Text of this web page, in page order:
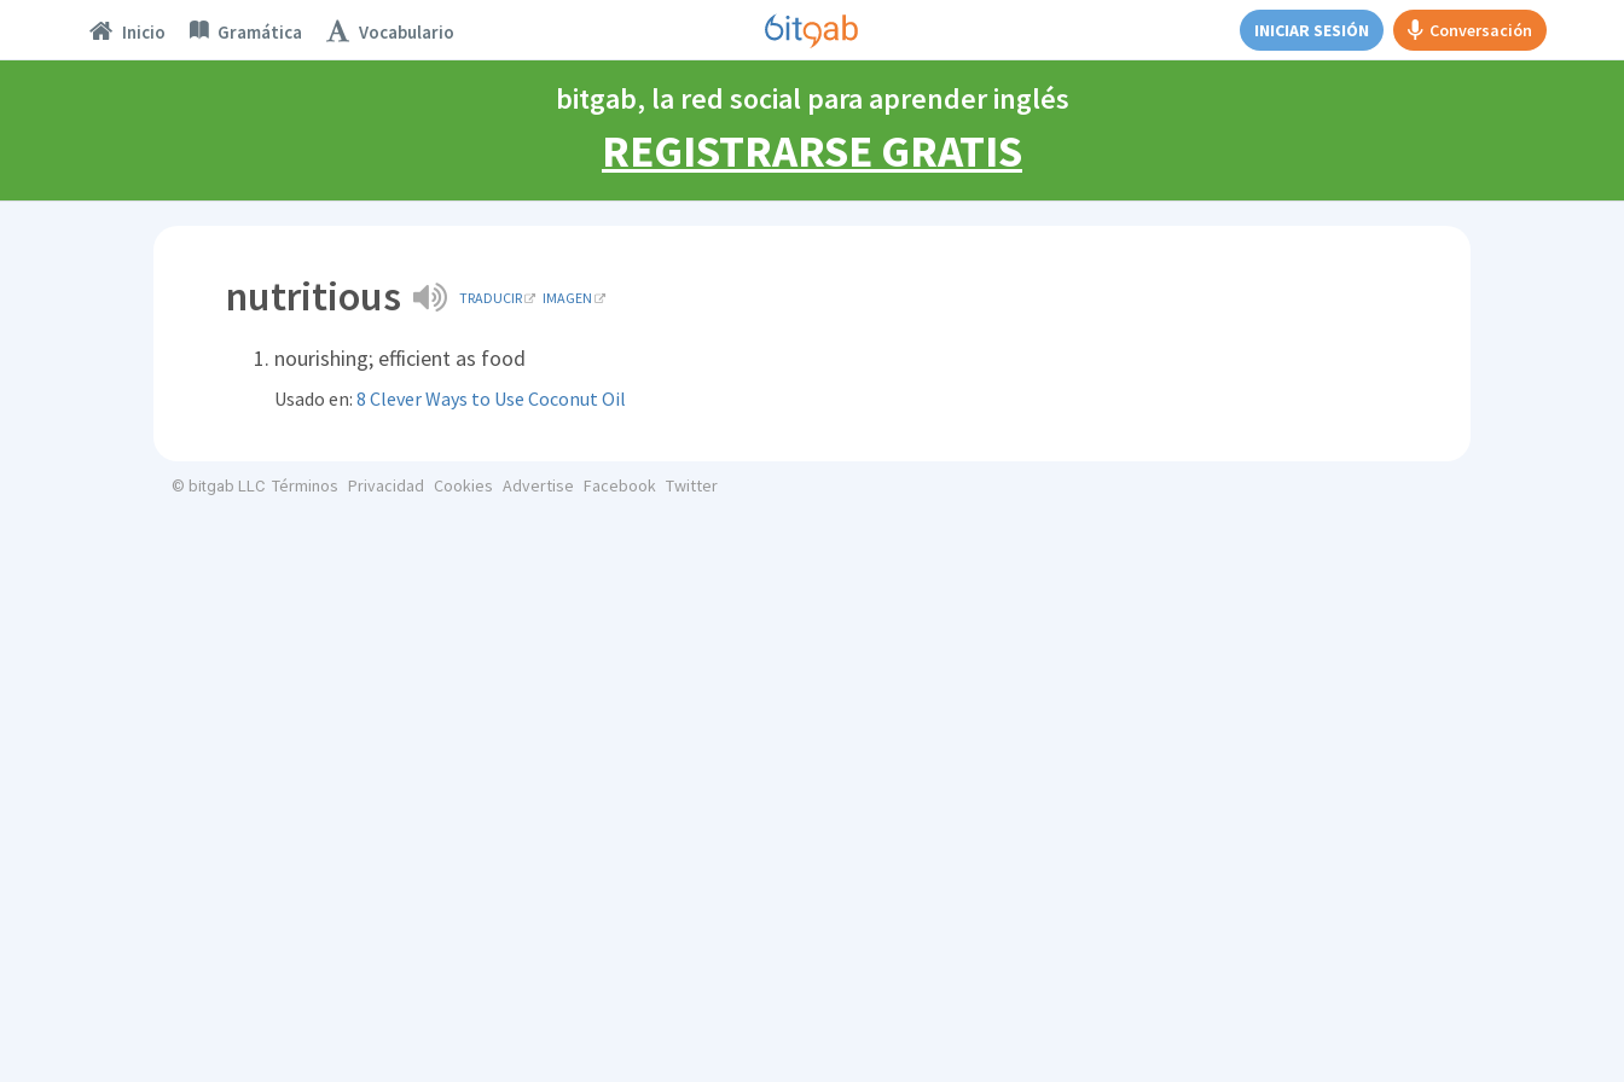
Inicio Gramática Vocabulario INICIAR SESIÓN Conversación
bitgab, la red social para aprender inglés
REGISTRARSE GRATIS
nutritious TRADUCIR IMAGEN
nourishing; efficient as food
Usado en: 8 Clever Ways to Use Coconut Oil
© bitgab LLC Términos Privacidad Cookies Advertise Facebook Twitter